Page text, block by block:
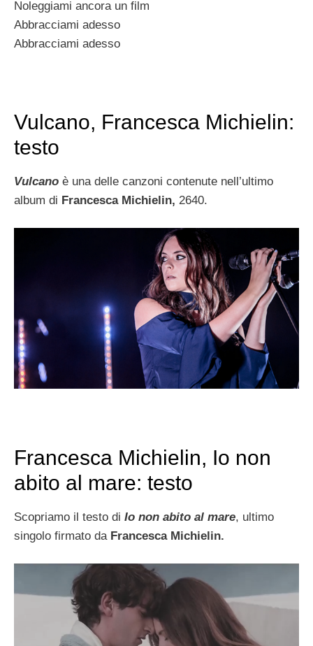
Noleggiami ancora un film
Abbracciami adesso
Abbracciami adesso
Vulcano, Francesca Michielin:
testo
Vulcano è una delle canzoni contenute nell’ultimo
album di Francesca Michielin, 2640.
Francesca Michielin, Io non
abito al mare: testo
Scopriamo il testo di Io non abito al mare, ultimo
singolo firmato daFrancesca Michielin.